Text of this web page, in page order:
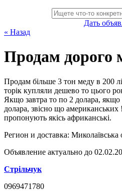
Дать
« Назад
Продам дорого
Продам більше 3 тон меду в 200
торік купляли дешево то цього
Якщо завтра то по 2 долара, якщо
долара, звісно що американських
пропонують якісь африканські.
Регион и доставка: Миколаївська
Объявление актуально до
Стрільчук
0969471780